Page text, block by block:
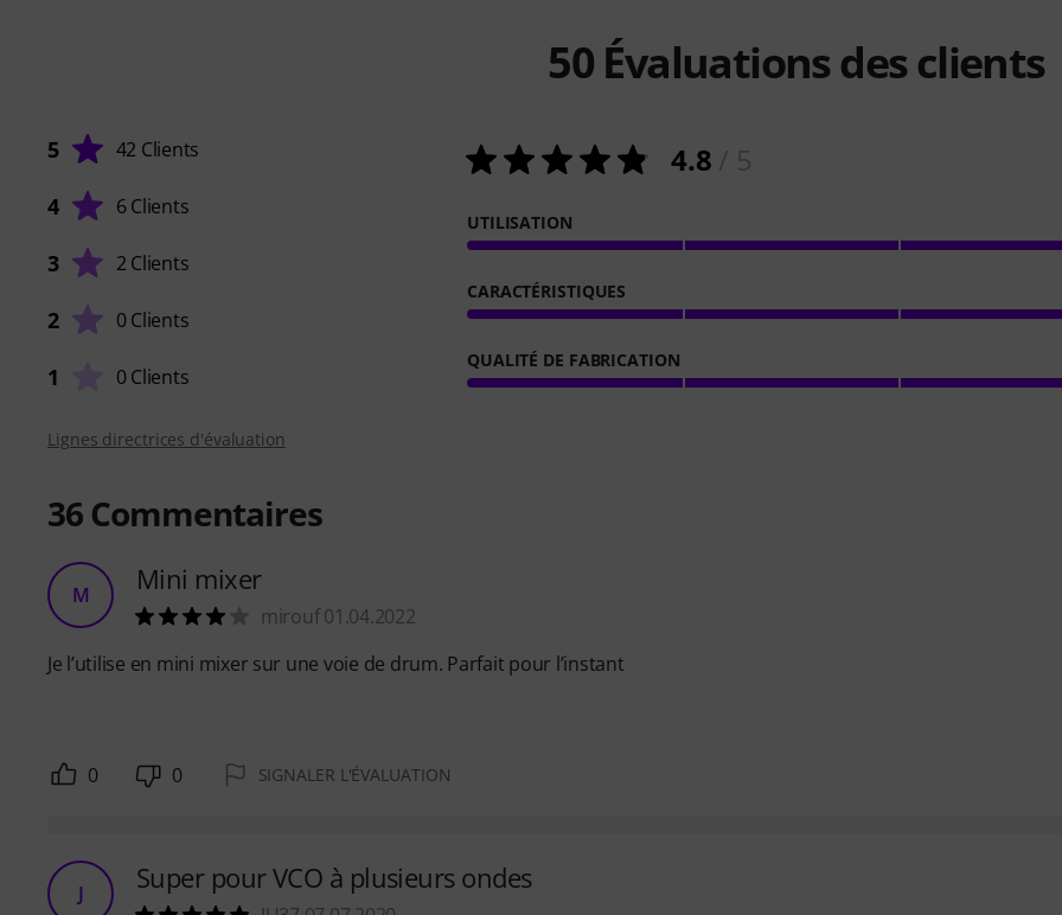
50 Évaluations des clients
5 42 Clients
4 6 Clients
3 2 Clients
2 0 Clients
1 0 Clients
4.8
UTILISATION
CARACTÉRISTIQUES
QUALITÉ DE FABRICATION
Lignes directrices d'évaluation
36 Commentaires
M Mini mixer
mirouf 01.04.2022
Je l’utilise en mini mixer sur une voie de drum. Parfait pour l’instant
0 0 SIGNALER L'ÉVALUATION
J Super pour VCO à plusieurs ondes